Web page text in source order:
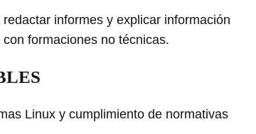
informes y explicar información
formaciones no técnicas.
Linux y cumplimiento de normativas